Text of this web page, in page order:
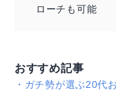
ローチも可能
おすすめ記事
・ ガチ勢が選ぶ20代